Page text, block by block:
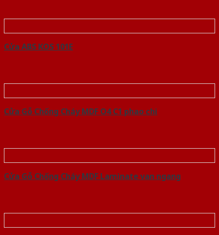
Cửa ABS KOS 101E
Cửa Gỗ Chống Cháy MDF O4 C1 phao chi
Cửa Gỗ Chống Cháy MDF Laminate van ngang